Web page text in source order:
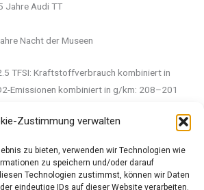
Zustimmung verwalten
zu bieten, verwenden wir Technologien wie
zu speichern und/oder darauf
Technologien zustimmst, können wir Daten
eindeutige IDs auf dieser Website verarbeiten.
Jahre Audi TT
Nacht der Museen
TFSI: Kraftstoffverbrauch kombiniert in
Emissionen kombiniert in g/km: 208–201
Audi